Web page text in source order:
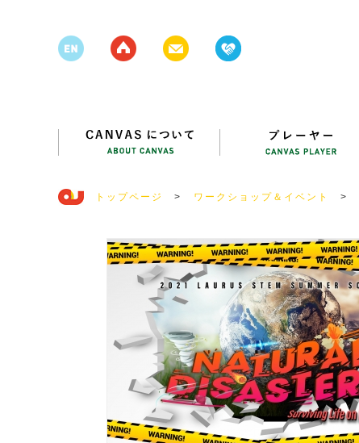
トップページ > ワークショップ＆イベント >